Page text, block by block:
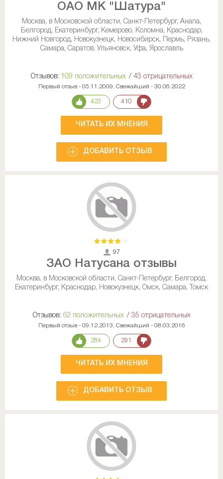
ОАО МК "Шатура"
Москва, в Московской области, Санкт-Петербург, Анапа,
Белгород, Екатеринбург, Кемерово, Коломна, Краснодар,
Нижний Новгород, Новокузнецк, Новосибирск, Пермь, Рязань,
Самара, Саратов, Ульяновск, Уфа, Ярославль
Отзывов: 109 положительных / 43 отрицательных
Первый отзыв - 05.11.2009, Свежайший - 30.06.2022
423 410
ЧИТАТЬ ИХ МНЕНИЯ
ДОБАВИТЬ ОТЗЫВ
97
ЗАО Натусана отзывы
Москва, в Московской области, Санкт-Петербург, Белгород,
Екатеринбург, Краснодар, Новокузнецк, Омск, Самара, Томск
Отзывов: 62 положительных / 35 отрицательных
Первый отзыв - 09.12.2013, Свежайший - 08.03.2016
284 291
ЧИТАТЬ ИХ МНЕНИЯ
ДОБАВИТЬ ОТЗЫВ